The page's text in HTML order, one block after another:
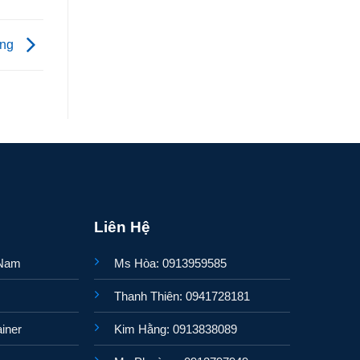
Liên Hệ
Ms Hòa: 0913959585
Thanh Thiên: 0941728181
Kim Hằng: 0913838089